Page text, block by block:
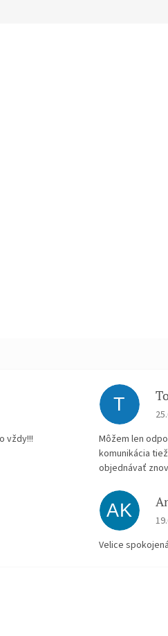
vždy!!!
T
Môžem len
komunikácia
objednávať
AK
Velice